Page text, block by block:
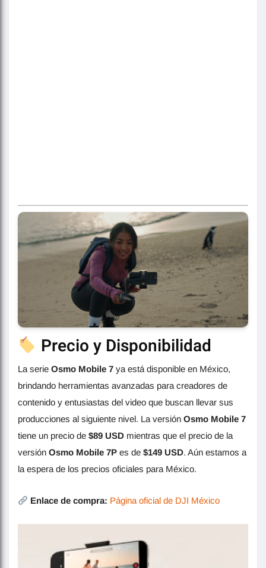
Precio y Disponibilidad
La serie Osmo Mobile 7 ya está disponible en México,
brindando herramientas avanzadas para creadores de
contenido y entusiastas del video que buscan llevar sus
producciones al siguiente nivel. La versión Osmo Mobile 7
tiene un precio de $89 USD mientras que el precio de la
versión Osmo Mobile 7P es de $149 USD. Aún estamos a
la espera de los precios oficiales para México.
Enlace de compra: Página oficial de DJI México